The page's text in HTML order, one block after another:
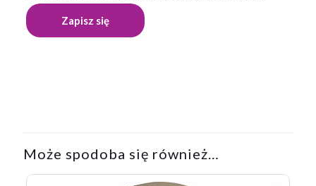
Może spodoba się również…